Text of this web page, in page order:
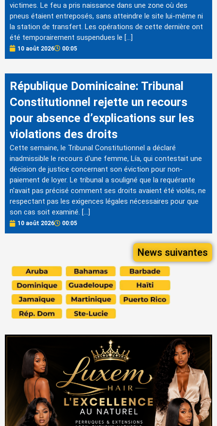
victimes. Le feu a pris naissance dans une zone où des
pneus étaient entreposés, sans atteindre le site lui-même ni
la station de transfert. Les opérations de cette dernière ont
été temporairement suspendues le […]
10 août 2026 00:05
République Dominicaine: Tribunal
Constitutionnel rejette un recours
pour absence d’explications sur les
violations des droits
Cette semaine, le Tribunal Constitutionnel a déclaré
inadmissible le recours d'une femme, Lía, qui contestait une
décision de justice concernant son éviction pour non-
paiement de loyer. Le tribunal a souligné que la requérante
n'avait pas précisé comment ses droits avaient été violés, ne
respectant pas les exigences légales nécessaires pour que
son cas soit examiné. […]
10 août 2026 00:05
News suivantes